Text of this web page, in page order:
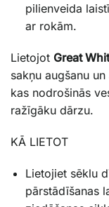
pilienveida
ar rokām.
Lietojot Great
sakņu augšanu
kas nodrošinās
ražīgāku dārzu.
KĀ LIETOT
Lietojiet sēklu
pārstādīšanas